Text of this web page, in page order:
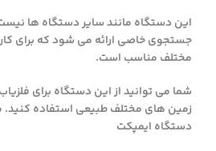
این دستگاه مانند سایر دستگاه ها
جستجوی خاصی ارائه می شود که برای
مختلف مناسب است.
شما می توانید از این دستگاه برای
زمین های مختلف طبیعی استفاده
دستگاه ایمپکت